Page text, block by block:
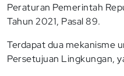
Peraturan Pemerintah
Tahun 2021, Pasal 89.
Terdapat dua mekanisme
Persetujuan Lingkungan,